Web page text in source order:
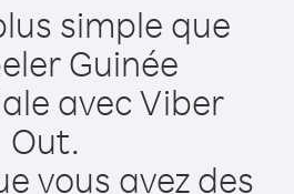
simple que
Guinée
avec Viber
Out.
vous avez des